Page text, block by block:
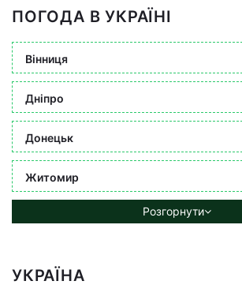
ПОГОДА В УКРАЇНІ
Вінниця
Дніпро
Донецьк
Житомир
Розгорнути
УКРАЇНА